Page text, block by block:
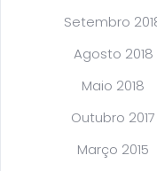
Setembro
Agosto 2018
Maio 2018
Outubro 2017
Março 2015